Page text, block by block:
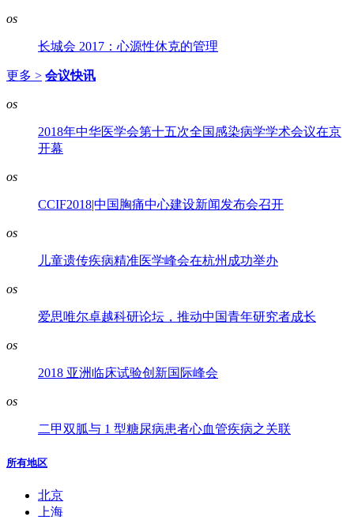
os
长城会 2017：心源性休克的管理
更多 > 会议快讯
os
2018年中华医学会第十五次全国感染病学学术会议在京
开幕
os
CCIF2018|中国胸痛中心建设新闻发布会召开
os
儿童遗传疾病精准医学峰会在杭州成功举办
os
爱思唯尔卓越科研论坛，推动中国青年研究者成长
os
2018 亚洲临床试验创新国际峰会
os
二甲双胍与 1 型糖尿病患者心血管疾病之关联
所有地区
北京
上海